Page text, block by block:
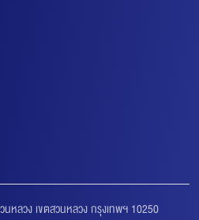
หลวง เขตสวนหลวง กรุงเทพฯ 10250